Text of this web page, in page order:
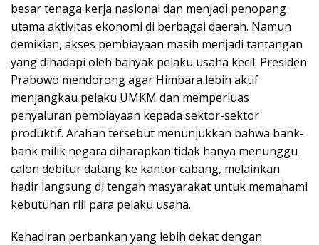
besar tenaga kerja nasional dan menjadi penopang
utama aktivitas ekonomi di berbagai daerah. Namun
demikian, akses pembiayaan masih menjadi tantangan
yang dihadapi oleh banyak pelaku usaha kecil. Presiden
Prabowo mendorong agar Himbara lebih aktif
menjangkau pelaku UMKM dan memperluas
penyaluran pembiayaan kepada sektor-sektor
produktif. Arahan tersebut menunjukkan bahwa bank-
bank milik negara diharapkan tidak hanya menunggu
calon debitur datang ke kantor cabang, melainkan
hadir langsung di tengah masyarakat untuk memahami
kebutuhan riil para pelaku usaha.
Kehadiran perbankan yang lebih dekat dengan